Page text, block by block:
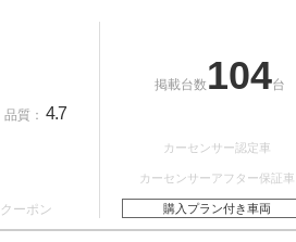
品質： 4.7
クーポン
掲載台数 104台
カーセンサー認定車
カーセンサーアフター保証車
購入プラン付き車両